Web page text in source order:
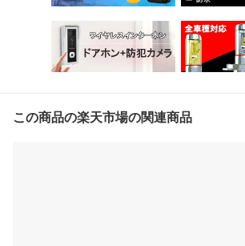
この商品の楽天市場の関連商品